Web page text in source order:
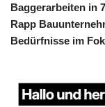
Baggerarbeiten in
Rapp
Bedürfnisse im